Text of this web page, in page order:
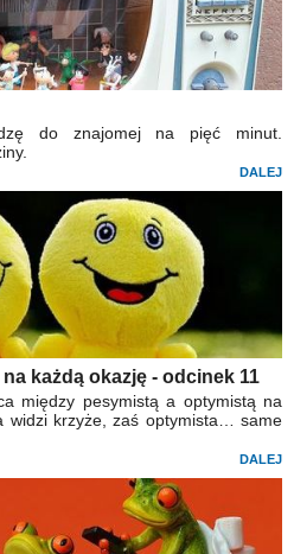
do znajomej na pięć minut.
DALEJ
każdą okazję - odcinek 11
między pesymistą a optymistą na
widzi krzyże, zaś optymista… same
DALEJ